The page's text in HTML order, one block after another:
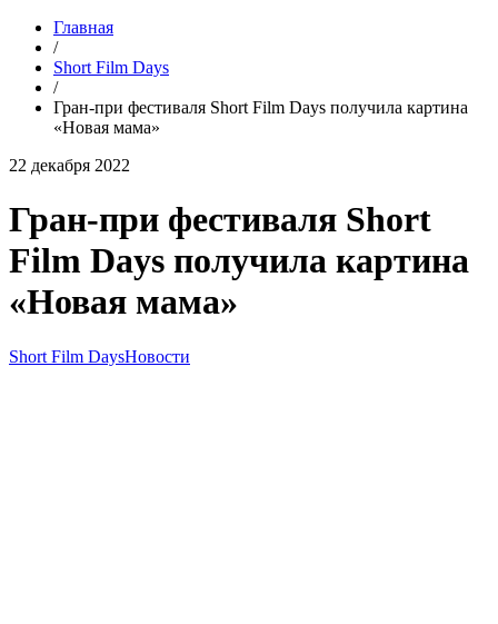
Главная
/
Short Film Days
/
Гран-при фестиваля Short Film Days получила картина
«Новая мама»
22 декабря 2022
Гран-при фестиваля Short
Film Days получила картина
«Новая мама»
Short Film DaysНовости